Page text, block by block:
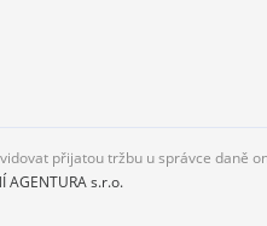
přijatou tržbu u správce daně
AGENTURA s.r.o.